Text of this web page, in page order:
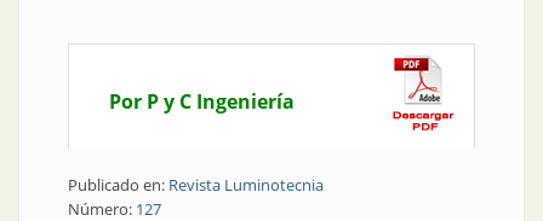
Por P y C Ingeniería
Publicado en: Revista Luminotecnia
Número: 127